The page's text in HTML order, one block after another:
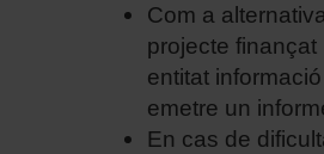
Com a
projecte finançat
entitat
emetre un
En cas de